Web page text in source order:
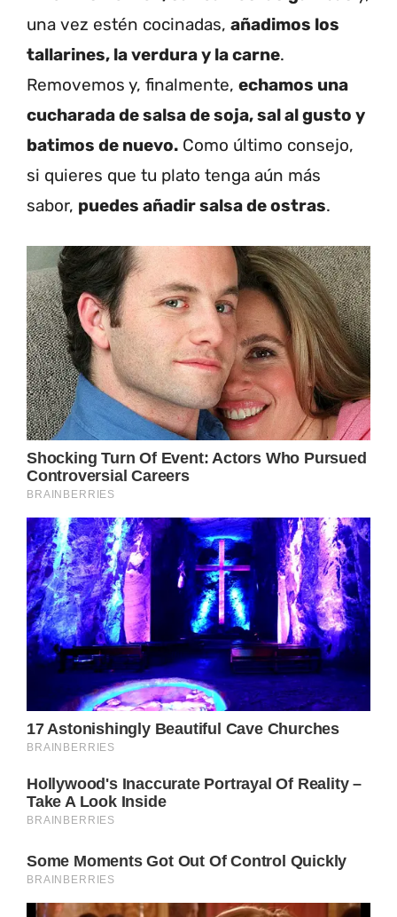
una vez estén cocinadas, añadimos los
tallarines, la verdura y la carne.
Removemos y, finalmente, echamos una
cucharada de salsa de soja, sal al gusto y
batimos de nuevo. Como último consejo,
si quieres que tu plato tenga aún más
sabor, puedes añadir salsa de ostras.